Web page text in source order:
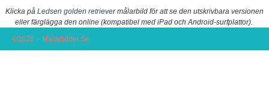
Klicka på Ledsen golden retrievermålarbild för att se den utskrivbara versionen
eller färglägga den online (kompatibel med iPad och Android-surfplattor).
©2026 – Malarbilder.Se